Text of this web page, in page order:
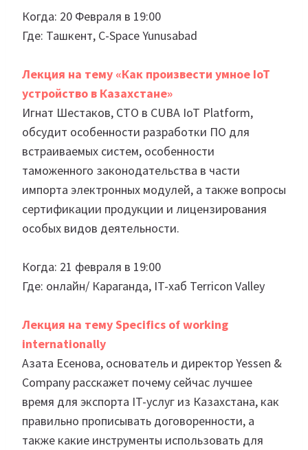
Когда: 20 Февраля в 19:00
Где: Ташкент, C-Space Yunusabad
Лекция на тему «Как произвести умное IoT
устройство в Казахстане»
Игнат Шестаков, CTO в CUBA IoT Platform,
обсудит особенности разработки ПО для
встраиваемых систем, особенности
таможенного законодательства в части
импорта электронных модулей, а также вопросы
сертификации продукции и лицензирования
особых видов деятельности.
Когда: 21 февраля в 19:00
Где: онлайн/ Караганда, IT-хаб Terricon Valley
Лекция на тему Specifics of working
internationally
Азата Есенова, основатель и директор Yessen &
Company расскажет почему сейчас лучшее
время для экспорта IT-услуг из Казахстана, как
правильно прописывать договоренности, а
также какие инструменты использовать для